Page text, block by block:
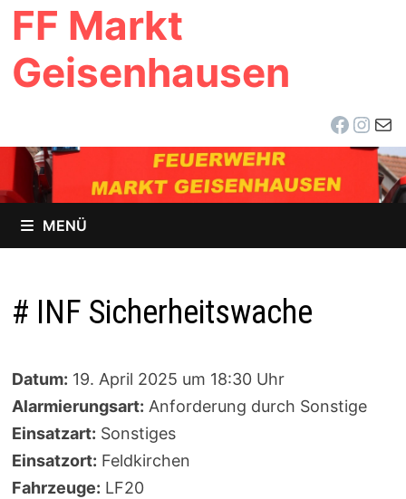
Zum
Inhalt
springen
FF Markt
Geisenhausen
E-
MENÜ
# INF Sicherheitswache
Datum: 19. April 2025 um 18:30 Uhr
Alarmierungsart: Anforderung durch Sonstige
Einsatzart: Sonstiges
Einsatzort: Feldkirchen
Fahrzeuge: LF20